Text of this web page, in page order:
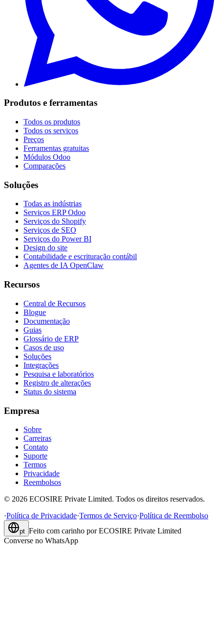
Produtos e ferramentas
Todos os produtos
Todos os serviços
Preços
Ferramentas gratuitas
Módulos Odoo
Comparações
Soluções
Todas as indústrias
Serviços ERP Odoo
Serviços do Shopify
Serviços de SEO
Serviços do Power BI
Design do site
Contabilidade e escrituração contábil
Agentes de IA OpenClaw
Recursos
Central de Recursos
Blogue
Documentação
Guias
Glossário de ERP
Casos de uso
Soluções
Integrações
Pesquisa e laboratórios
Registro de alterações
Status do sistema
Empresa
Sobre
Carreiras
Contato
Suporte
Termos
Privacidade
Reembolsos
© 2026 ECOSIRE Private Limited. Todos os direitos reservados.
·Política de Privacidade·Termos de Serviço·Política de Reembolso
pt Feito com carinho por ECOSIRE Private Limited
Converse no WhatsApp